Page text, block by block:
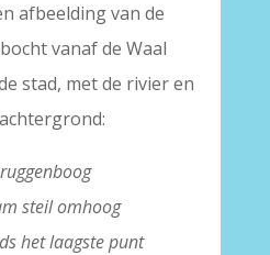
afbeelding van de
vanaf de Waal
stad, met de rivier en
steil omhoog
het laagste punt